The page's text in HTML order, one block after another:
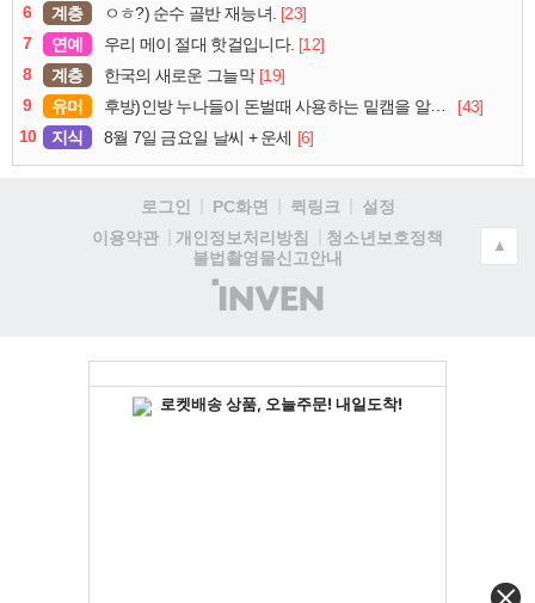
6
계층 ㅇㅎ?) 순수 골반 재능녀. [23]
7
연예 우리 메이 절대 핫걸입니다. [12]
8
계층 한국의 새로운 그늘막 [19]
9
유머 후방)인방 누나들이 돈벌때 사용하는 밑캠을 알아보자
[43]
10
지식 8월 7일 금요일 날씨 + 운세 [6]
로그인 PC화면 퀵링크
설정
이용약관
개인정보처리방침
청소년보호정책
불법촬영물신고안내
(주)
인
▲